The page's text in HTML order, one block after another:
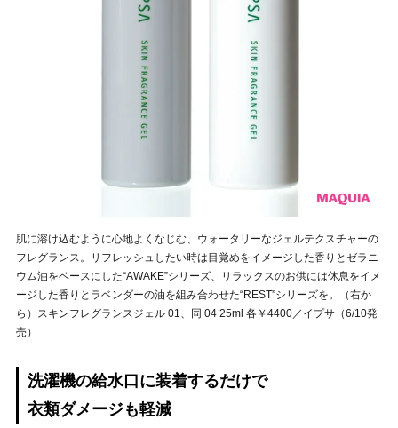
肌に溶け込むように心地よくなじむ、ウォータリーなジェルテクスチャーの
フレグランス。リフレッシュしたい時は目覚めをイメージした香りとゼラニ
ウム油をベースにした“AWAKE”シリーズ、リラックスのお供には休息をイメ
ージした香りとラベンダーの油を組み合わせた“REST”シリーズを。（右か
ら）スキンフレグランスジェル 01、同 04 25ml 各￥4400／イプサ（6/10発
売）
洗濯機の給水口に装着するだけで
衣類ダメージも軽減